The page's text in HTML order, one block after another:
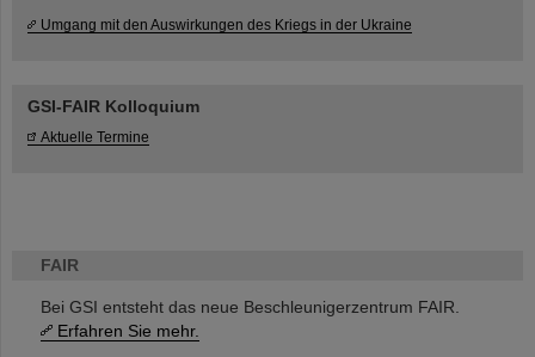
FAIR
Bei GSI entsteht das neue Beschleunigerzentrum FAIR.
Erfahren Sie mehr.
Umgang mit den Auswirkungen des Kriegs in der Ukraine
GSI-FAIR Kolloquium
Aktuelle Termine